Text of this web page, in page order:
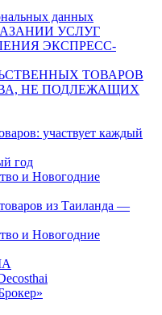
данных
УСЛУГ
ЭКСПРЕСС-
ТОВАРОВ
НЕ ПОДЛЕЖАЩИХ
участвует каждый
год
и Новогодние
из Таиланда —
и Новогодние